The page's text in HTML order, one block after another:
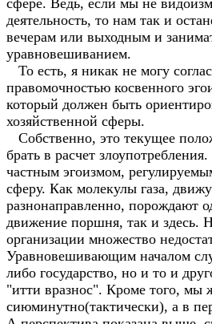
сфере. Ведь, если мы не
деятельность, то нам так и
вечерам или выходным и
уравновешиванием.
То есть, я никак не могу
правомочностью косвенного
который должен быть
хозяйственной сферы.
Собственно, это текущее
брать в расчет
частным эгоизмом,
сферу. Как молекулы газа,
разнонаправленно, порождают
движение поршня, так и здесь.
организации множество
Уравновешивающим началом
либо государство, но и то и
"итти вразнос". Кроме того, мы
сиюминутно(тактически), а в